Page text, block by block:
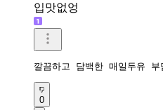
입맛없엉
깔끔하고 담백한 매일두유
0